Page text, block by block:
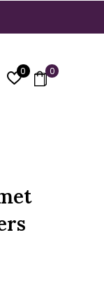
0 0